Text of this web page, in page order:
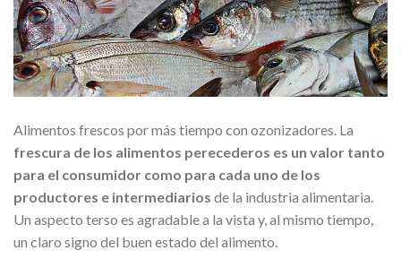
Alimentos frescos por más tiempo con ozonizadores. La
frescura de los alimentos perecederos es un valor tanto
para el consumidor como para cada uno de los
productores e intermediarios de la industria alimentaria.
Un aspecto terso es agradable a la vista y, al mismo tiempo,
un claro signo del buen estado del alimento.